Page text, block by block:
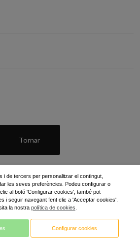
Tornar
7 - Pol. Ind. Pla de Llerona
les Franqueses del Vallès
i de tercers per personalitzar el contingut,
les seves preferències. Podeu configurar o
al botó 'Configurar cookies', també pot
i seguir navegant fent clic a 'Acceptar cookies'.
la nostra política de cookies
Configurar cookies